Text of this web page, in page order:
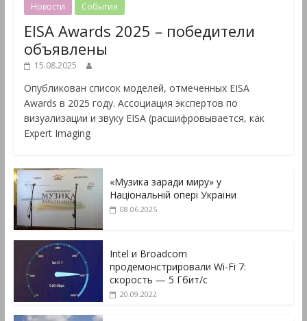
Новости События
EISA Awards 2025 – победители
объявлены
15.08.2025
Опубликован список моделей, отмеченных EISA
Awards в 2025 году. Ассоциация экспертов по
визуализации и звуку EISA (расшифровывается, как
Expert Imaging
«Музика заради миру» у
Національній опері України
08.06.2025
Intel и Broadcom
продемонстрировали Wi-Fi 7:
скорость — 5 Гбит/с
20.09.2022